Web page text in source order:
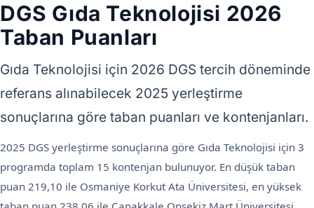
DGS Gıda Teknolojisi 2026
Taban Puanları
Gıda Teknolojisi için 2026 DGS tercih döneminde
referans alınabilecek 2025 yerleştirme
sonuçlarına göre taban puanları ve kontenjanları.
2025 DGS yerleştirme sonuçlarına göre Gıda Teknolojisi için 3
programda toplam 15 kontenjan bulunuyor. En düşük taban
puan 219,10 ile Osmaniye Korkut Ata Üniversitesi, en yüksek